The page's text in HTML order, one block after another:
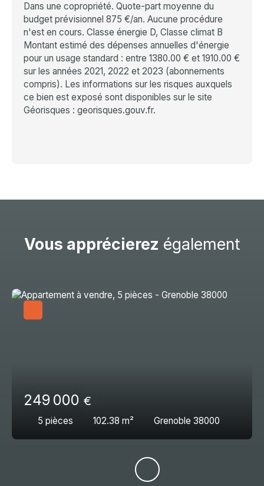
Dans une copropriété. Quote-part moyenne du
budget prévisionnel 875 €/an. Aucune procédure
n'est en cours. Classe énergie D, Classe climat B
Montant estimé des dépenses annuelles d'énergie
pour un usage standard : entre 1380.00 € et 1910.00 €
sur les années 2021, 2022 et 2023 (abonnements
compris). Les informations sur les risques auxquels
ce bien est exposé sont disponibles sur le site
Géorisques : georisques.gouv.fr.
Vous apprécierez également
249 000 €
5 pièces 102.38 m² Grenoble 38000